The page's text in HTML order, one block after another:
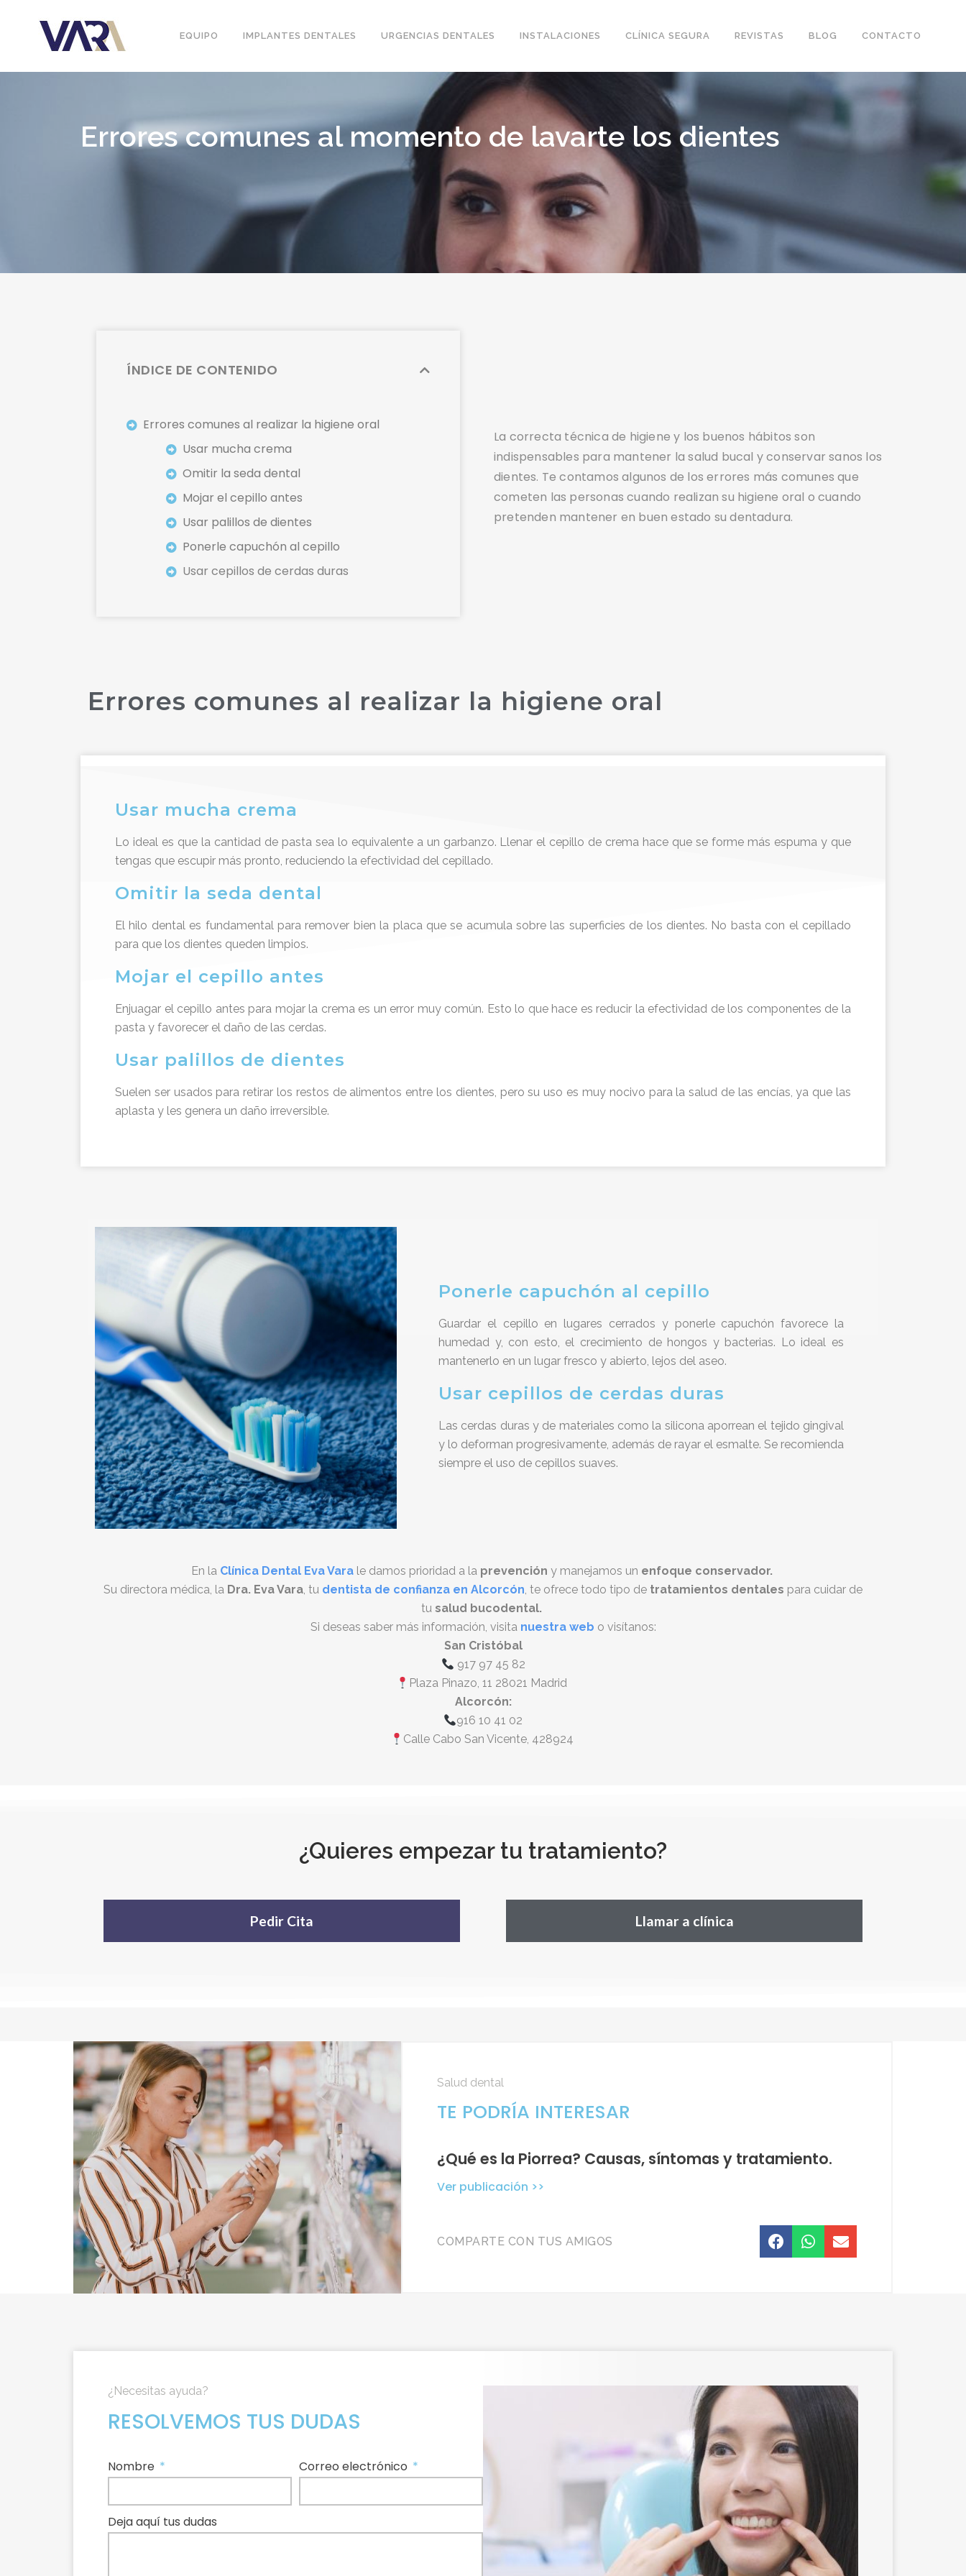
EQUIPO IMPLANTES DENTALES URGENCIAS DENTALES INSTALACIONES CLÍNICA SEGURA REVISTAS BLOG CONTACTO
Errores comunes al momento de lavarte los dientes
ÍNDICE DE CONTENIDO
Errores comunes al realizar la higiene oral
Usar mucha crema
Omitir la seda dental
Mojar el cepillo antes
Usar palillos de dientes
Ponerle capuchón al cepillo
Usar cepillos de cerdas duras
La correcta técnica de higiene y los buenos hábitos son
indispensables para mantener la salud bucal y conservar sanos los
dientes. Te contamos algunos de los errores más comunes que
cometen las personas cuando realizan su higiene oral o cuando
pretenden mantener en buen estado su dentadura.
Errores comunes al realizar la higiene oral
Usar mucha crema
Lo ideal es que la cantidad de pasta sea lo equivalente a un garbanzo. Llenar el cepillo de crema hace que se forme más espuma y que
tengas que escupir más pronto, reduciendo la efectividad del cepillado.
Omitir la seda dental
El hilo dental es fundamental para remover bien la placa que se acumula sobre las superficies de los dientes. No basta con el cepillado
para que los dientes queden limpios.
Mojar el cepillo antes
Enjuagar el cepillo antes para mojar la crema es un error muy común. Esto lo que hace es reducir la efectividad de los componentes de la
pasta y favorecer el daño de las cerdas.
Usar palillos de dientes
Suelen ser usados para retirar los restos de alimentos entre los dientes, pero su uso es muy nocivo para la salud de las encías, ya que las
aplasta y les genera un daño irreversible.
Ponerle capuchón al cepillo
Guardar el cepillo en lugares cerrados y ponerle capuchón favorece la
humedad y, con esto, el crecimiento de hongos y bacterias. Lo ideal es
mantenerlo en un lugar fresco y abierto, lejos del aseo.
Usar cepillos de cerdas duras
Las cerdas duras y de materiales como la silicona aporrean el tejido gingival
y lo deforman progresivamente, además de rayar el esmalte. Se recomienda
siempre el uso de cepillos suaves.
En la Clínica Dental Eva Varale damos prioridad a la prevención y manejamos un enfoque conservador.
Su directora médica, la Dra. Eva Vara, tu dentista de confianza en Alcorcón, te ofrece todo tipo de tratamientos dentales para cuidar de
tu salud bucodental.
Si deseas saber más información, visita nuestra web o visítanos:
San Cristóbal
917 97 45 82
Plaza Pinazo, 11 28021 Madrid
Alcorcón:
916 10 41 02
Calle Cabo San Vicente, 428924
¿Quieres empezar tu tratamiento?
Pedir Cita Llamar a clínica
Salud dental
TE PODRÍA INTERESAR
¿Qué es la Piorrea? Causas, síntomas y tratamiento.
Ver publicación >>
COMPARTE CON TUS AMIGOS
¿Necesitas ayuda?
RESOLVEMOS TUS DUDAS
Nombre Correo electrónico
Deja aquí tus dudas